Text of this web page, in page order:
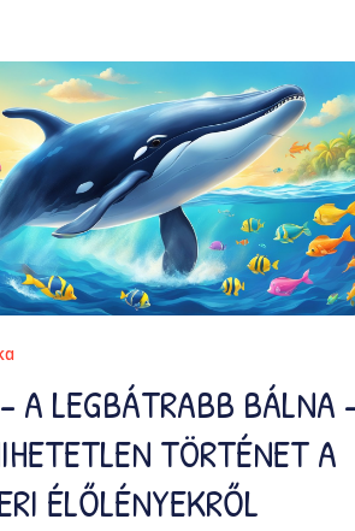
A LEGBÁTRABB BÁLNA
TÖRTÉNET A
ÉLŐLÉNYEKRŐL